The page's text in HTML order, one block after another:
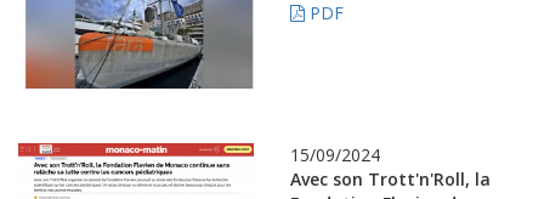
PDF
15/09/2024
Avec son Trott'n'Roll, la